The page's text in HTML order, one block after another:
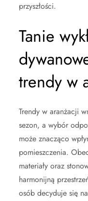
przyszłości.
Tanie
trendy w
Trendy w aranżacji
sezon, a wybór
może znacząco
pomieszczenia.
materiały oraz
harmonijną
osób decyduje się